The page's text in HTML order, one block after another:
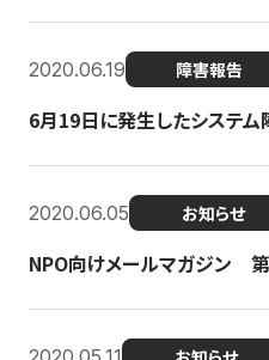
2020.06.19 障害報告
6月19日に発生したシステム
2020.06.05 お知らせ
NPO向けメールマガジン